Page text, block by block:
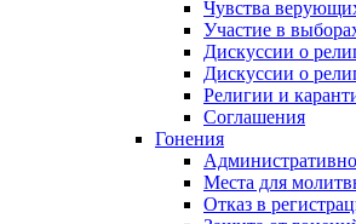
Чувства
Участие в
Дискуссии о
Дискуссии о
Религии и
Соглашения
Гонения
Места для
Отказ в